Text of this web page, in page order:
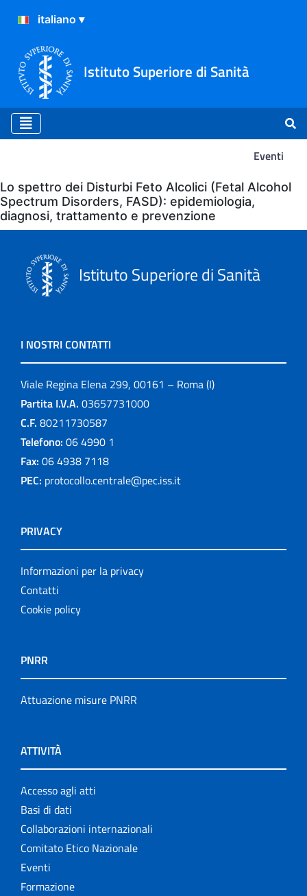
Istituto Superiore di Sanità
Eventi
Eventi
Lo spettro dei Disturbi Feto Alcolici (Fetal Alcohol
Spectrum Disorders, FASD): epidemiologia,
diagnosi, trattamento e prevenzione
Istituto Superiore di Sanità
I NOSTRI CONTATTI
Viale Regina Elena 299, 00161 – Roma (I)
Partita I.V.A. 03657731000
C.F. 80211730587
Telefono: 06 4990 1
Fax: 06 4938 7118
PEC: protocollo.centrale@pec.iss.it
PRIVACY
Informazioni per la privacy
Contatti
Cookie policy
PNRR
Attuazione misure PNRR
ATTIVITÀ
Accesso agli atti
Basi di dati
Collaborazioni internazionali
Comitato Etico Nazionale
Eventi
Formazione